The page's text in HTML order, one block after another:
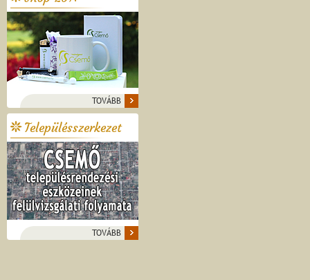
TOVÁBB
Településszerkezet
TOVÁBB